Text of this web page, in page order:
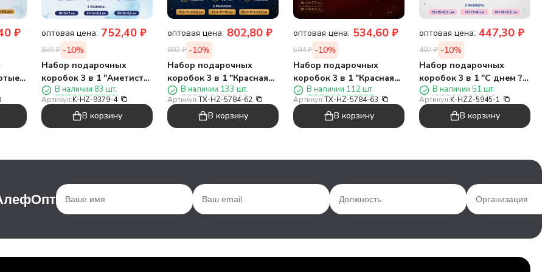
₽ оптовая цена: 752,40 ₽
836₽ -10%
Набор подарочных
коробок 3 в 1 "Аметист",
синий, 18*12*7-21*14*8,5-
23*16*9,5
В наличии 83 шт.
Артикул:K-HZ-9379-4
В корзину
оптовая цена: 802,80 ₽
892₽ -10%
Набор подарочных
коробок 3 в 1 "Красная
клетка", 19,5*13,5*8,5-
22,5*17*10-25,5*19,5*11,5
В наличии 133 шт.
Артикул:TX-HZ-5784-62
В корзину
оптовая цена: 534,60 ₽
594₽ -10%
Набор подарочных
коробок 3 в 1 "Красная
клетка", 14*14*6,5-
16*16*7,5-18*18*8,5
В наличии 112 шт.
Артикул:TX-HZ-5784-63
В корзину
оптовая цена: 447,30 ₽
497₽ -10%
Набор подарочных
коробок 3 в 1 "С днем ??
рождения", 15*15*6,5-
17*17*8-19*19*9,5
В наличии 51 шт.
Артикул:K-HZZ-5945-1
В корзину